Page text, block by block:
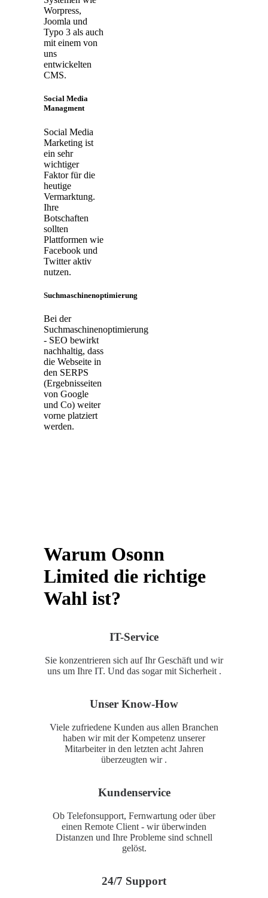
Worpress,
Joomla und
Typo 3 als auch
mit einem von
uns
entwickelten
CMS.
Social Media
Managment
Social Media
Marketing ist
ein sehr
wichtiger
Faktor für die
heutige
Vermarktung.
Ihre
Botschaften
sollten
Plattformen wie
Facebook und
Twitter aktiv
nutzen.
Suchmaschinenoptimierung
Bei der
Suchmaschinenoptimierung
- SEO bewirkt
nachhaltig, dass
die Webseite in
den SERPS
(Ergebnisseiten
von Google
und Co) weiter
vorne platziert
werden.
Warum Osonn
Limited die richtige
Wahl ist?
IT-Service
Sie konzentrieren sich auf Ihr Geschäft und wir
uns um Ihre IT. Und das sogar mit Sicherheit .
Unser Know-How
Viele zufriedene Kunden aus allen Branchen
haben wir mit der Kompetenz unserer
Mitarbeiter in den letzten acht Jahren
überzeugten wir .
Kundenservice
Ob Telefonsupport, Fernwartung oder über
einen Remote Client - wir überwinden
Distanzen und Ihre Probleme sind schnell
gelöst.
24/7 Support